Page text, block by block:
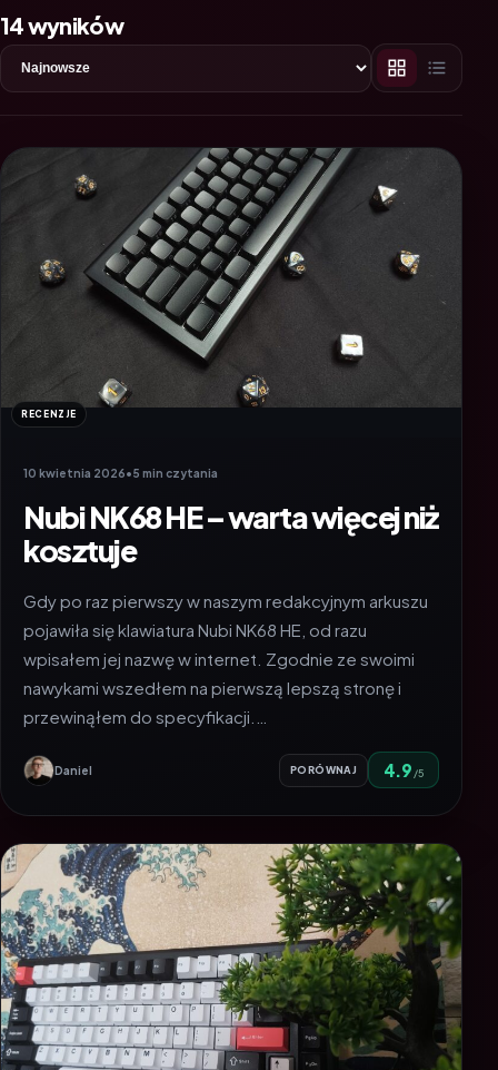
14 wyników
RECENZJE
10 kwietnia 2026•5 min czytania
Nubi NK68 HE – warta więcej niż
kosztuje
Gdy po raz pierwszy w naszym redakcyjnym arkuszu
pojawiła się klawiatura Nubi NK68 HE, od razu
wpisałem jej nazwę w internet. Zgodnie ze swoimi
nawykami wszedłem na pierwszą lepszą stronę i
przewinąłem do specyfikacji.…
Daniel PORÓWNAJ 4.9 /5